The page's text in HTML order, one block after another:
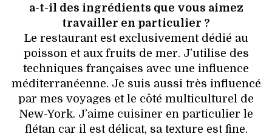
a-t-il des ingrédients que vous aimez
travailler en particulier ?
Le restaurant est exclusivement dédié au
poisson et aux fruits de mer. J’utilise des
techniques françaises avec une influence
méditerranéenne. Je suis aussi très influencé
par mes voyages et le côté multiculturel de
New-York. J’aime cuisiner en particulier le
flétan car il est délicat, sa texture est fine.